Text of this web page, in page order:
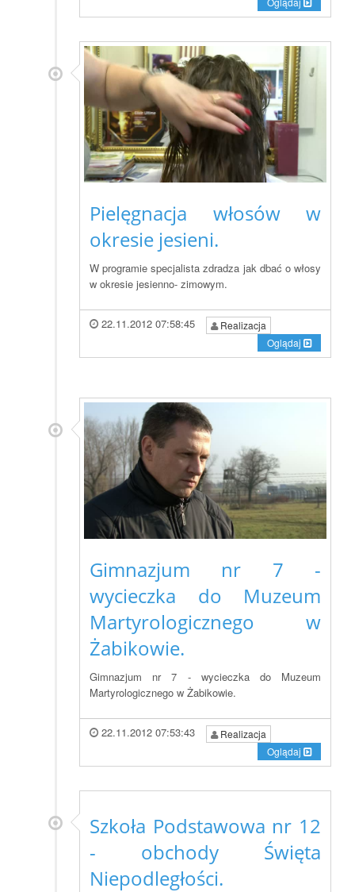
Pielęgnacja włosów w
okresie jesieni.
W programie specjalista zdradza jak dbać o włosy
w okresie jesienno- zimowym.
22.11.2012 07:58:45
Realizacja
Oglądaj
Gimnazjum nr 7 -
wycieczka do Muzeum
Martyrologicznego w
Żabikowie.
Gimnazjum nr 7 - wycieczka do Muzeum
Martyrologicznego w Żabikowie.
22.11.2012 07:53:43
Realizacja
Oglądaj
Szkoła Podstawowa nr 12
- obchody Święta
Niepodległości.